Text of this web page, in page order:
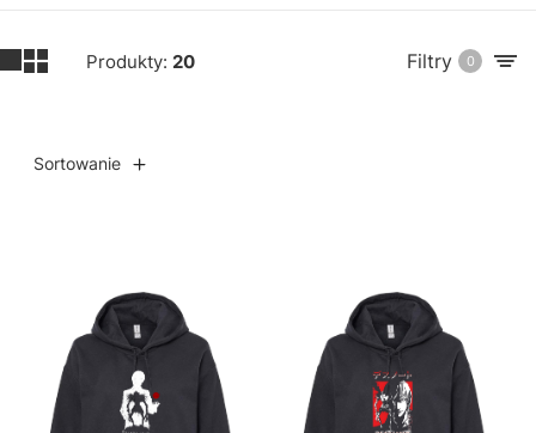
Produkty: 20 Filtry 0
Sortowanie
Lista produktów